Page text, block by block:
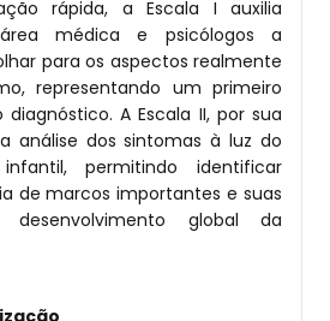
rápida, a Escala I auxilia
médica e psicólogos a
para os aspectos realmente
representando um primeiro
A Escala II, por sua
análise dos sintomas à luz do
infantil, permitindo identificar
de marcos importantes e suas
desenvolvimento global da